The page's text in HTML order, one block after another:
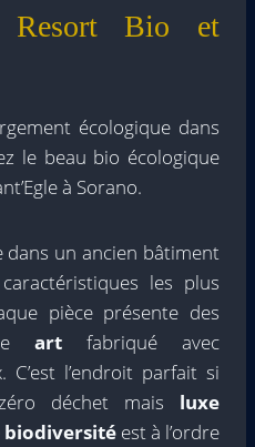
Resort Bio et
écologique dans
le beau bio écologique
à Sorano.
dans un ancien bâtiment
les plus
pièce présente des
art fabriqué avec
C’est l’endroit parfait si
déchet mais luxe
biodiversitéest à l’ordre